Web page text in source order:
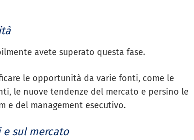
avete superato questa fase.
le opportunità da varie fonti, come le
le nuove tendenze del mercato e persino le
e del management esecutivo.
sul mercato